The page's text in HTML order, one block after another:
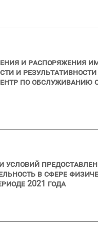
и распоряжения
и
по обслуживанию
условий
в сфере
2021 года